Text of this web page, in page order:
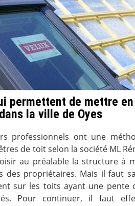
permettent de mettre en
la ville de Oyes
professionnels ont une
de toit selon la société ML
au préalable la structure à
des propriétaires. Mais il faut
sur les toits ayant une pente
Pour continuer, il faut